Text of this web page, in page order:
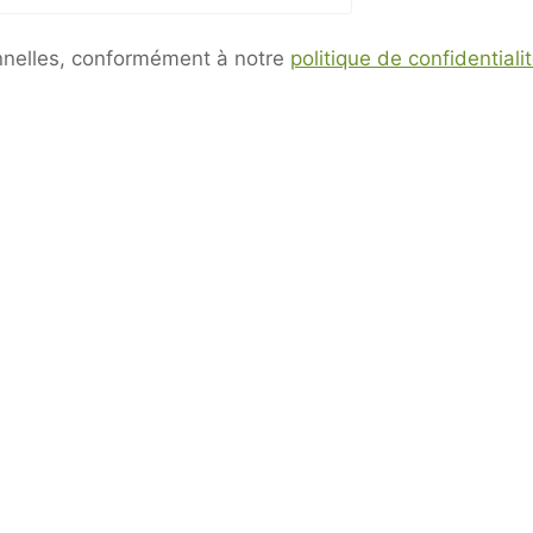
au démarchage téléphonique « Bloctel » https://
conformément à notre politique de